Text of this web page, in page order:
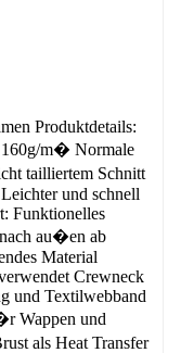
Produktdetails:
160g/m� Normale
tailliertem Schnitt
und schnell
Funktionelles
au�en ab
Material
Crewneck
und Textilwebband
Wappen und
als Heat Transfer